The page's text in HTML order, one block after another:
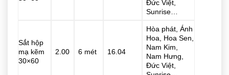
Đức Việt,
Sunrise…
Sắt hộp
mạ kẽm
30×60
2.00 6 mét 16.04
Hòa phát, Ánh
Hoa, Hoa Sen,
Nam Kim,
Nam Hưng,
Đức Việt,